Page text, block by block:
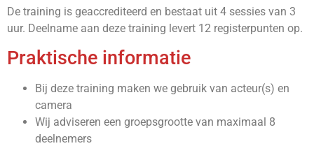
De training is geaccrediteerd en bestaat uit 4 sessies van 3
uur. Deelname aan deze training levert 12 registerpunten op.
Praktische informatie
Bij deze training maken we gebruik van acteur(s) en
camera
Wij adviseren een groepsgrootte van maximaal 8
deelnemers